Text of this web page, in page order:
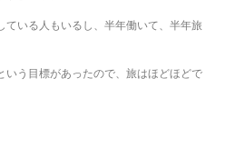
いる人もいるし、半年働いて、半年旅
いう目標があったので、旅はほどほどで